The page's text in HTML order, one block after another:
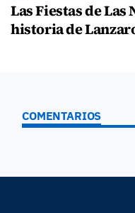
Las Fiestas de
historia de
COMENTARIOS